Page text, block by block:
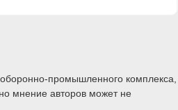
промышленного комплекса,
мнение авторов может не